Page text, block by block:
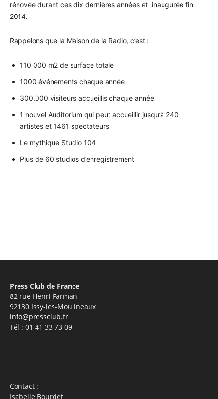
rénovée durant ces dix dernières années et inaugurée fin
2014.
Rappelons que la Maison de la Radio, c’est :
110 000 m2 de surface totale
1000 événements chaque année
300.000 visiteurs accueillis chaque année
1 nouvel Auditorium qui peut accueillir jusqu’à 240
artistes et 1461 spectateurs
Le mythique Studio 104
Plus de 60 studios d’enregistrement
Press Club de France
82 rue Henri Farman
92130 Issy-les-Moulineaux
info@pressclub.fr
Tél : 01 41 33 73 09
Contact :
Isabelle Bourdet